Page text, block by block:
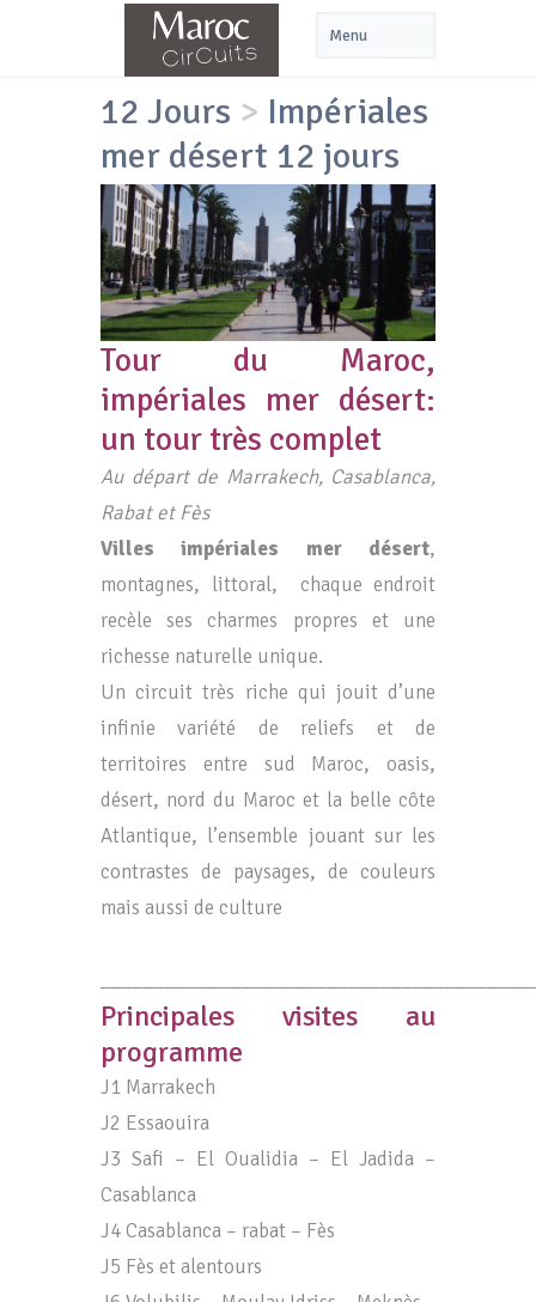
12 Jours > Impériales
mer désert 12 jours
Tour du Maroc,
impériales mer désert:
un tour très complet
Au départ de Marrakech, Casablanca,
Rabat et Fès
Villes impériales mer désert,
montagnes, littoral, chaque endroit
recèle ses charmes propres et une
richesse naturelle unique.
Un circuit très riche qui jouit d’une
infinie variété de reliefs et de
territoires entre sud Maroc, oasis,
désert, nord du Maroc et la belle côte
Atlantique, l’ensemble jouant sur les
contrastes de paysages, de couleurs
mais aussi de culture
Principales visites au
programme
J1 Marrakech
J2 Essaouira
J3 Safi – El Oualidia – El Jadida –
Casablanca
J4 Casablanca – rabat – Fès
J5 Fès et alentours